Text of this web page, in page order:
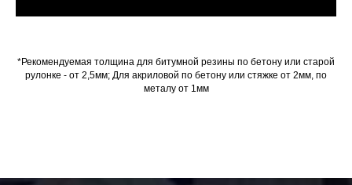
*Рекомендуемая толщина для битумной резины по бетону или старой
рулонке - от 2,5мм; Для акриловой по бетону или стяжке от 2мм, по
металу от 1мм